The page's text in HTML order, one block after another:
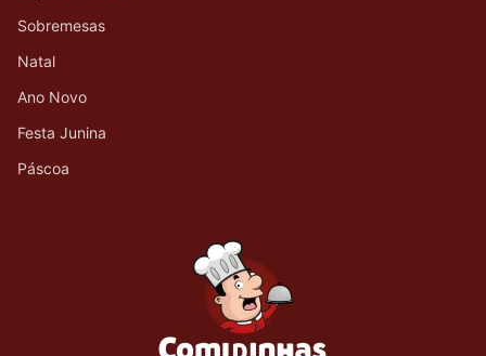
Sobremesas
Natal
Ano Novo
Festa Junina
Páscoa